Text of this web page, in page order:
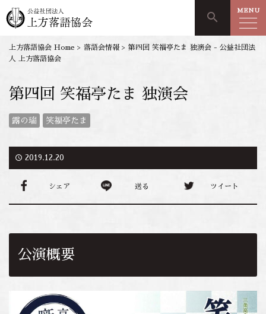
search MENU
上方落語協会 Home > 落語会情報 > 第四回 笑福亭たま 独演会 - 公益社団法
人 上方落語協会
第四回 笑福亭たま 独演会
露の瑞 笑福亭たま
access_time 2019.12.20
シェア 送る ツイート
公演概要